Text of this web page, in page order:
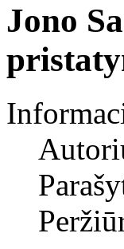
Jono